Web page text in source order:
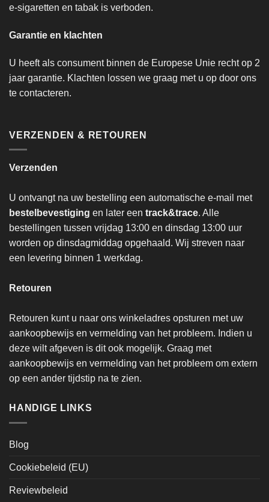
e-sigaretten en tabak is verboden.
Garantie en klachten
U heeft als consument binnen de Europese Unie recht op 2
jaar garantie. Klachten lossen we graag met u op door ons
te contacteren.
VERZENDEN & RETOUREN
Verzenden
U ontvangt na uw bestelling een automatische e-mail met
bestelbevestiging en later een track&trace. Alle
bestellingen tussen vrijdag 13:00 en dinsdag 13:00 uur
worden op dinsdagmiddag opgehaald. Wij streven naar
een levering binnen 1 werkdag.
Retouren
Retouren kunt u naar ons winkeladres opsturen met uw
aankoopbewijs en vermelding van het probleem. Indien u
deze wilt afgeven is dit ook mogelijk. Graag met
aankoopbewijs en vermelding van het probleem om extern
op een ander tijdstip na te zien.
HANDIGE LINKS
Blog
Cookiebeleid (EU)
Reviewbeleid